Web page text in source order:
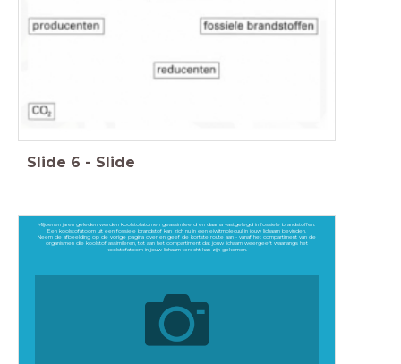
Slide 6 - Slide
Miljoenen jaren geleden werden koolstofatomen geassimileerd en daarna vastgelegd in fossiele brandstoffen.
Een koolstofatoom uit een fossiele brandstof kan zich nu in een eiwitmolecuul in jouw lichaam bevinden.
Neem de afbeelding op de vorige pagina over en geef de kortste route aan - vanaf het compartiment van de
organismen die koolstof assimileren, tot aan het compartiment dat jouw lichaam weergeeft waarlangs het
koolstofatoom in jouw lichaam terecht kan zijn gekomen.